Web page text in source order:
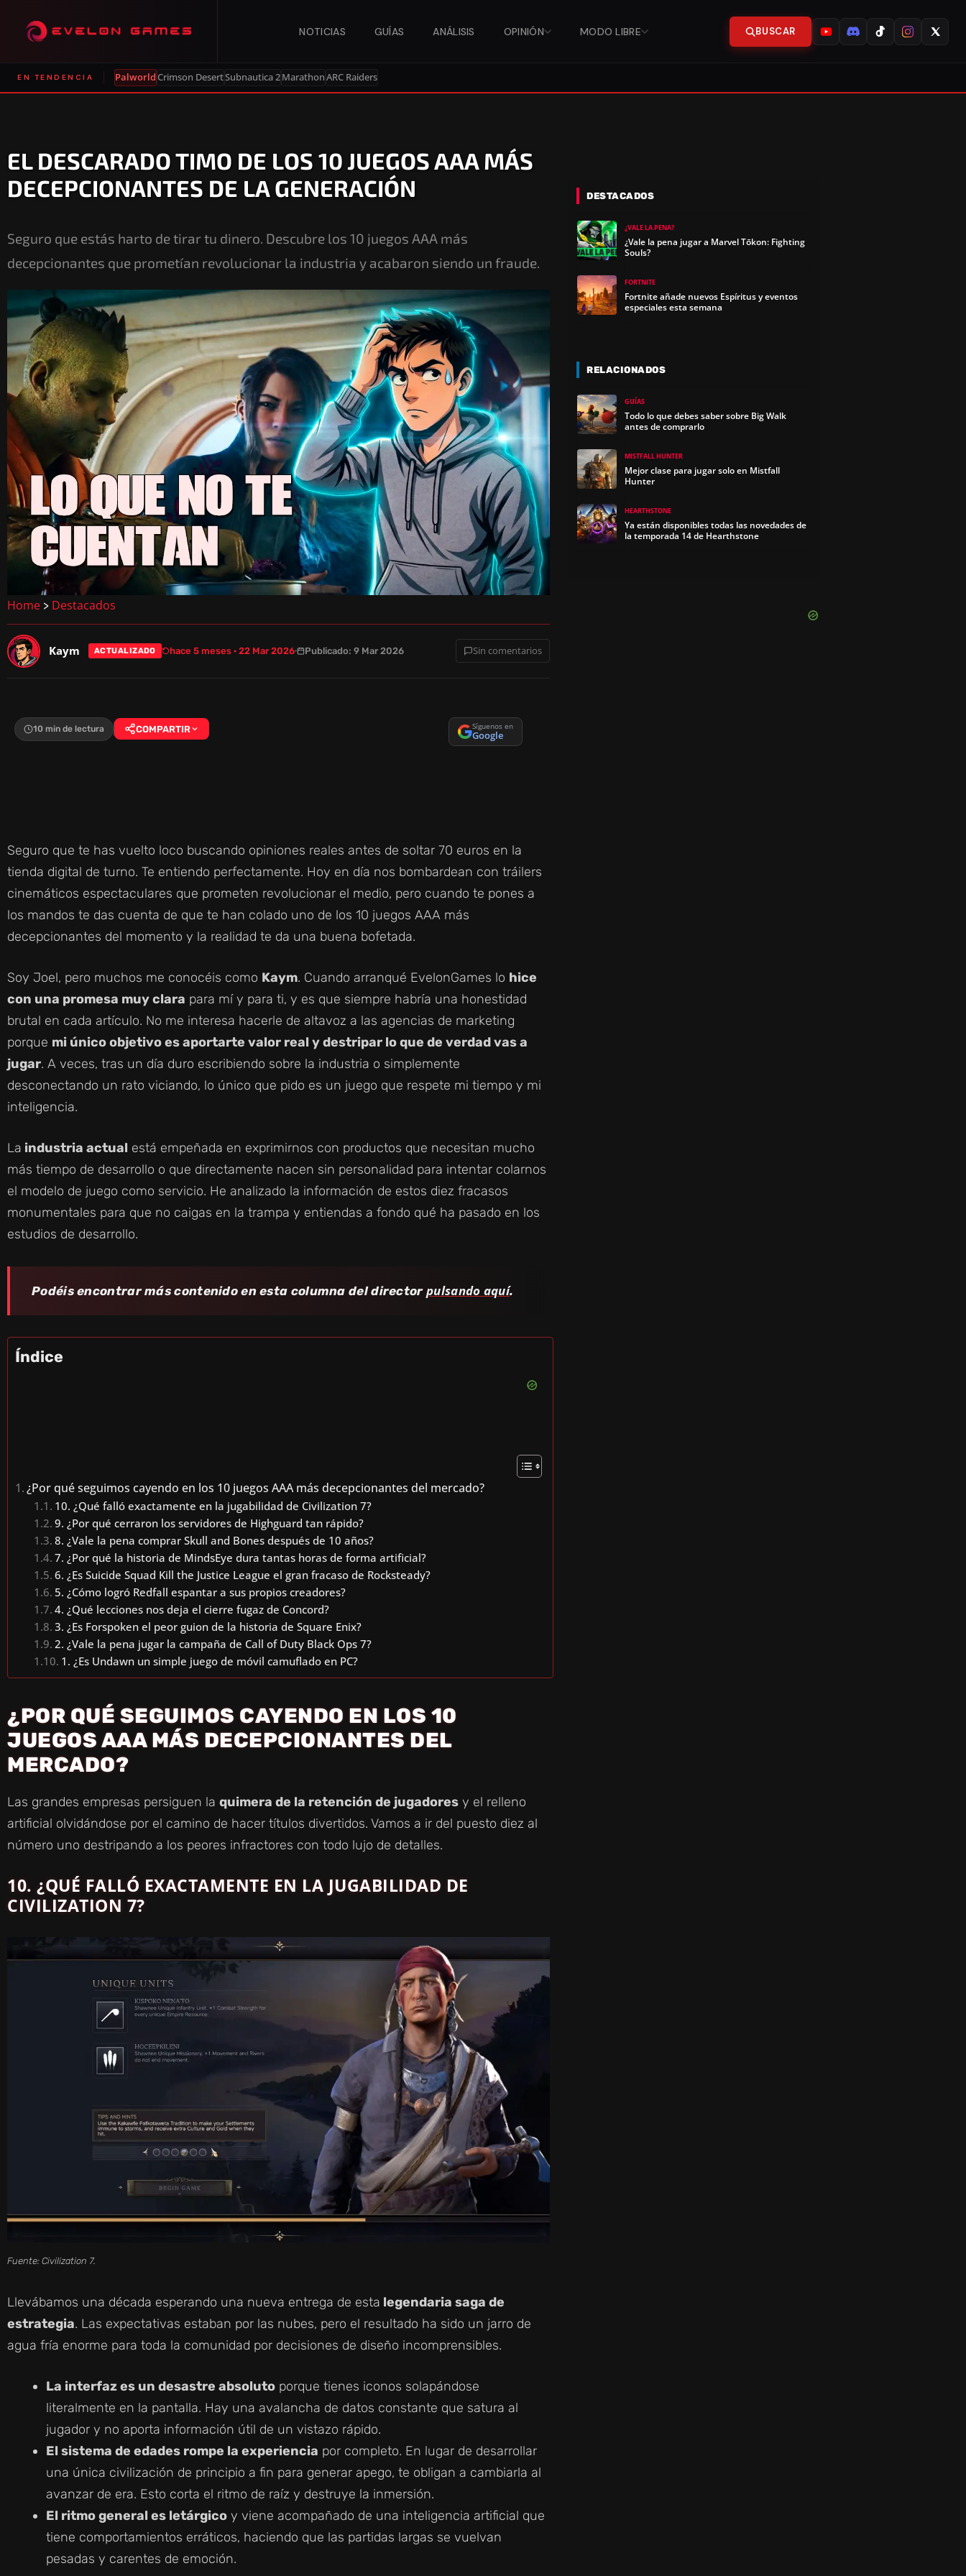
NOTICIAS GUÍAS ANÁLISIS OPINIÓN MODO LIBRE BUSCAR
EN TENDENCIA PalworldCrimson DesertSubnautica 2MarathonARC Raiders
EL DESCARADO TIMO DE LOS 10 JUEGOS AAA MÁS
DECEPCIONANTES DE LA GENERACIÓN
Seguro que estás harto de tirar tu dinero. Descubre los 10 juegos AAA más
decepcionantes que prometían revolucionar la industria y acabaron siendo un fraude.
Home > Destacados
Kaym ACTUALIZADO hace 5 meses · 22 Mar 2026 Publicado: 9 Mar 2026 Sin comentarios
10 min de lectura COMPARTIR Síguenos en
Google
Seguro que te has vuelto loco buscando opiniones reales antes de soltar 70 euros en la
tienda digital de turno. Te entiendo perfectamente. Hoy en día nos bombardean con tráilers
cinemáticos espectaculares que prometen revolucionar el medio, pero cuando te pones a
los mandos te das cuenta de que te han colado uno de los 10 juegos AAA más
decepcionantes del momento y la realidad te da una buena bofetada.
Soy Joel, pero muchos me conocéis como Kaym. Cuando arranqué EvelonGames lo hice
con una promesa muy clara para mí y para ti, y es que siempre habría una honestidad
brutal en cada artículo. No me interesa hacerle de altavoz a las agencias de marketing
porque mi único objetivo es aportarte valor real y destripar lo que de verdad vas a
jugar. A veces, tras un día duro escribiendo sobre la industria o simplemente
desconectando un rato viciando, lo único que pido es un juego que respete mi tiempo y mi
inteligencia.
La industria actual está empeñada en exprimirnos con productos que necesitan mucho
más tiempo de desarrollo o que directamente nacen sin personalidad para intentar colarnos
el modelo de juego como servicio. He analizado la información de estos diez fracasos
monumentales para que no caigas en la trampa y entiendas a fondo qué ha pasado en los
estudios de desarrollo.
Podéis encontrar más contenido en esta columna del director pulsando aquí.
Índice
¿Por qué seguimos cayendo en los 10 juegos AAA más decepcionantes del mercado?
10. ¿Qué falló exactamente en la jugabilidad de Civilization 7?
9. ¿Por qué cerraron los servidores de Highguard tan rápido?
8. ¿Vale la pena comprar Skull and Bones después de 10 años?
7. ¿Por qué la historia de MindsEye dura tantas horas de forma artificial?
6. ¿Es Suicide Squad Kill the Justice League el gran fracaso de Rocksteady?
5. ¿Cómo logró Redfall espantar a sus propios creadores?
4. ¿Qué lecciones nos deja el cierre fugaz de Concord?
3. ¿Es Forspoken el peor guion de la historia de Square Enix?
2. ¿Vale la pena jugar la campaña de Call of Duty Black Ops 7?
1. ¿Es Undawn un simple juego de móvil camuflado en PC?
¿POR QUÉ SEGUIMOS CAYENDO EN LOS 10
JUEGOS AAA MÁS DECEPCIONANTES DEL
MERCADO?
Las grandes empresas persiguen la quimera de la retención de jugadores y el relleno
artificial olvidándose por el camino de hacer títulos divertidos. Vamos a ir del puesto diez al
número uno destripando a los peores infractores con todo lujo de detalles.
10. ¿QUÉ FALLÓ EXACTAMENTE EN LA JUGABILIDAD DE
CIVILIZATION 7?
Fuente: Civilization 7.
Llevábamos una década esperando una nueva entrega de esta legendaria saga de
estrategia. Las expectativas estaban por las nubes, pero el resultado ha sido un jarro de
agua fría enorme para toda la comunidad por decisiones de diseño incomprensibles.
La interfaz es un desastre absoluto porque tienes iconos solapándose
literalmente en la pantalla. Hay una avalancha de datos constante que satura al
jugador y no aporta información útil de un vistazo rápido.
El sistema de edades rompe la experiencia por completo. En lugar de desarrollar
una única civilización de principio a fin para generar apego, te obligan a cambiarla al
avanzar de era. Esto corta el ritmo de raíz y destruye la inmersión.
El ritmo general es letárgico y viene acompañado de una inteligencia artificial que
tiene comportamientos erráticos, haciendo que las partidas largas se vuelvan
pesadas y carentes de emoción.
DESTACADOS
¿VALE LA PENA?
¿Vale la pena jugar a Marvel Tōkon: Fighting
Souls?
FORTNITE
Fortnite añade nuevos Espíritus y eventos
especiales esta semana
RELACIONADOS
GUÍAS
Todo lo que debes saber sobre Big Walk
antes de comprarlo
MISTFALL HUNTER
Mejor clase para jugar solo en Mistfall
Hunter
HEARTHSTONE
Ya están disponibles todas las novedades de
la temporada 14 de Hearthstone